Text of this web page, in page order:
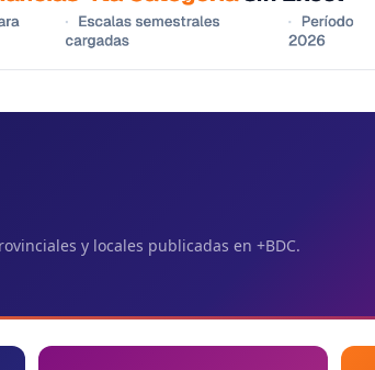
y locales publicadas en +BDC.